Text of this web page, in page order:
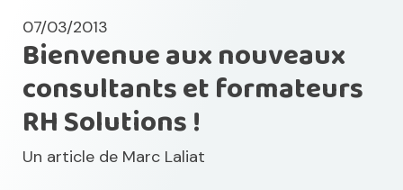
07/03/2013
Bienvenue aux nouveaux
consultants et formateurs
RH Solutions !
Un article de Marc Laliat